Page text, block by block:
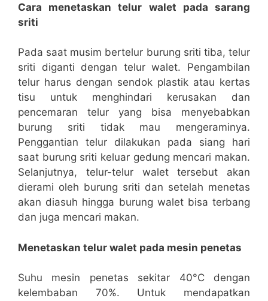
Cara menetaskan telur walet pada sarang
sriti
Pada saat musim bertelur burung sriti tiba, telur
sriti diganti dengan telur walet. Pengambilan
telur harus dengan sendok plastik atau kertas
tisu untuk menghindari kerusakan dan
pencemaran telur yang bisa menyebabkan
burung sriti tidak mau mengeraminya.
Penggantian telur dilakukan pada siang hari
saat burung sriti keluar gedung mencari makan.
Selanjutnya, telur-telur walet tersebut akan
dierami oleh burung sriti dan setelah menetas
akan diasuh hingga burung walet bisa terbang
dan juga mencari makan.
Menetaskan telur walet pada mesin penetas
Suhu mesin penetas sekitar 40°C dengan
kelembaban 70%. Untuk mendapatkan